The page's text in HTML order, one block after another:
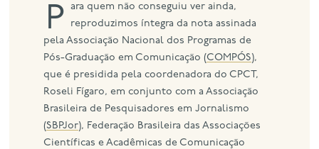
Para quem não conseguiu ver ainda,
reproduzimos íntegra da nota assinada
pela Associação Nacional dos Programas de
Pós-Graduação em Comunicação (COMPÓS),
que é presidida pela coordenadora do CPCT,
Roseli Fígaro, em conjunto com a Associação
Brasileira de Pesquisadores em Jornalismo
(SBPJor), Federação Brasileira das Associações
Científicas e Acadêmicas de Comunicação